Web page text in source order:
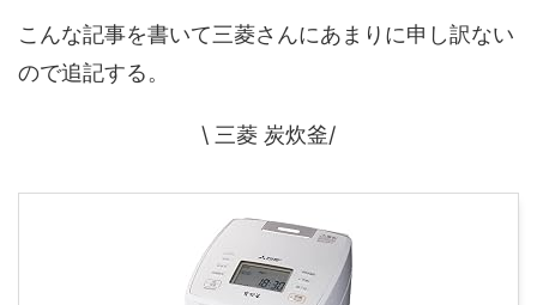
こんな記事を書いて三菱さんにあまりに申し訳ない
ので追記する。
\ 三菱 炭炊釜/